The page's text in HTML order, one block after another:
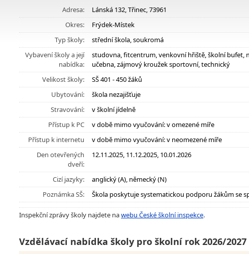
Adresa:
Lánská 132, Třinec, 73961
Okres:
Frýdek-Místek
Typ školy:
střední škola, soukromá
Vybavení školy a její
nabídka:
studovna, fitcentrum, venkovní hřiště, školní
učebna, zájmový kroužek sportovní, technický
Velikost školy:
SŠ 401 - 450 žáků
Ubytování:
škola nezajišťuje
Stravování:
v školní jídelně
Přístup k PC
v době mimo vyučování: v omezené míře
Přístup k internetu
v době mimo vyučování: v neomezené míře
Den otevřených
dveří:
12.11.2025, 11.12.2025, 10.01.2026
Cizí jazyky:
anglický (A), německý (N)
Poznámka SŠ:
Škola poskytuje systematickou podporu žákům se
Inspekční zprávy školy najdete nawebu České školní inspekce.
Vzdělávací nabídka školy pro školní rok 2026/2027